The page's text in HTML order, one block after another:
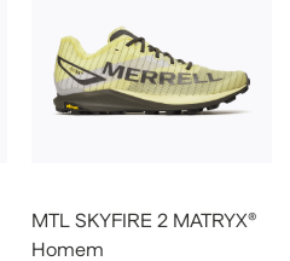
MTL SKYFIRE 2 MATRYX®
Homem